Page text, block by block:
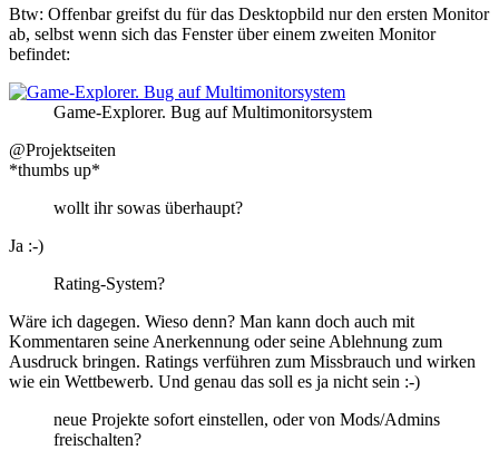
Btw: Offenbar greifst du für das Desktopbild nur den ersten Monitor
ab, selbst wenn sich das Fenster über einem zweiten Monitor
befindet:
Game-Explorer. Bug auf Multimonitorsystem
@Projektseiten
*thumbs up*
wollt ihr sowas überhaupt?
Ja :-)
Rating-System?
Wäre ich dagegen. Wieso denn? Man kann doch auch mit
Kommentaren seine Anerkennung oder seine Ablehnung zum
Ausdruck bringen. Ratings verführen zum Missbrauch und wirken
wie ein Wettbewerb. Und genau das soll es ja nicht sein :-)
neue Projekte sofort einstellen, oder von Mods/Admins
freischalten?